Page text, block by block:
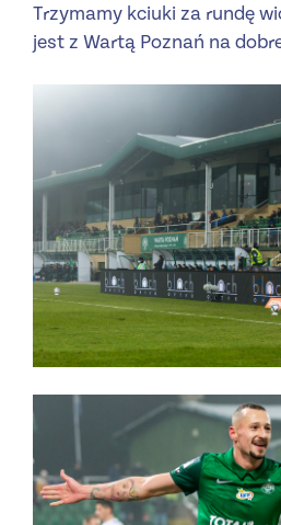
Trzymamy kciuki za rundę
jest z Wartą Poznań na